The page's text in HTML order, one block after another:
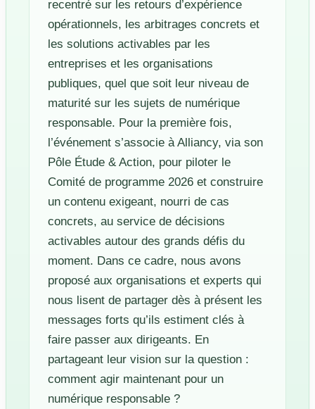
recentré sur les retours d’expérience
opérationnels, les arbitrages concrets et
les solutions activables par les
entreprises et les organisations
publiques, quel que soit leur niveau de
maturité sur les sujets de numérique
responsable. Pour la première fois,
l’événement s’associe à Alliancy, via son
Pôle Étude & Action, pour piloter le
Comité de programme 2026 et construire
un contenu exigeant, nourri de cas
concrets, au service de décisions
activables autour des grands défis du
moment. Dans ce cadre, nous avons
proposé aux organisations et experts qui
nous lisent de partager dès à présent les
messages forts qu’ils estiment clés à
faire passer aux dirigeants. En
partageant leur vision sur la question :
comment agir maintenant pour un
numérique responsable ?